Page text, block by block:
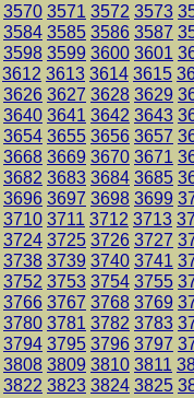
3570 3571 3572 3573
3584 3585 3586 3587
3598 3599 3600 3601
3612 3613 3614 3615
3626 3627 3628 3629
3640 3641 3642 3643
3654 3655 3656 3657
3668 3669 3670 3671
3682 3683 3684 3685
3696 3697 3698 3699
3710 3711 3712 3713
3724 3725 3726 3727
3738 3739 3740 3741
3752 3753 3754 3755
3766 3767 3768 3769
3780 3781 3782 3783
3794 3795 3796 3797
3808 3809 3810 3811
3822 3823 3824 3825